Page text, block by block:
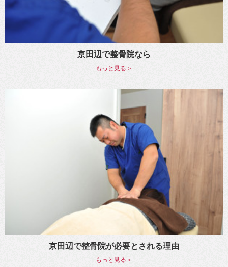
京田辺で整骨院なら
もっと見る＞
京田辺で整骨院が必要とされる理由
もっと見る＞